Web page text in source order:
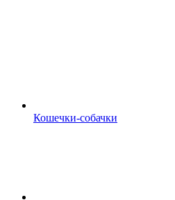
Кошечки-собачки